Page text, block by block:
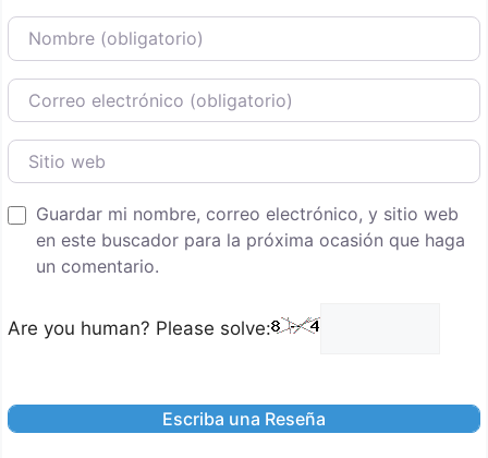
Nombre
Correo Electronico
Sitio web
Guardar mi nombre, correo electrónico, y sitio web
en este buscador para la próxima ocasión que haga
un comentario.
Are you human? Please solve: